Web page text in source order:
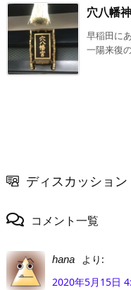
穴八幡
早稲田に
一陽来復
ディスカッション
コメント一覧
hana
より:
2020年5月15日